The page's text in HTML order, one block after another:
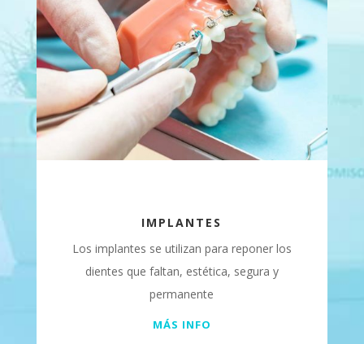
IMPLANTES
Los implantes se utilizan para reponer los
dientes que faltan, estética, segura y
permanente
MÁS INFO